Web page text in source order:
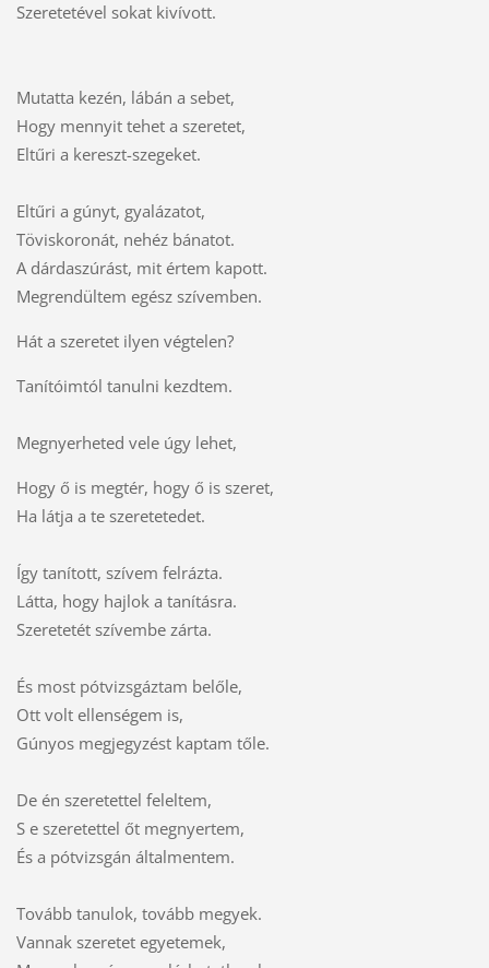
Szeretetével sokat kivívott.
Mutatta kezén, lábán a sebet,
Hogy mennyit tehet a szeretet,
Eltűri a kereszt-szegeket.
Eltűri a gúnyt, gyalázatot,
Töviskoronát, nehéz bánatot.
A dárdaszúrást, mit értem kapott.
Megrendültem egész szívemben.
Hát a szeretet ilyen végtelen?
Tanítóimtól tanulni kezdtem.
Megnyerheted vele úgy lehet,
Hogy ő is megtér, hogy ő is szeret,
Ha látja a te szeretetedet.
Így tanított, szívem felrázta.
Látta, hogy hajlok a tanításra.
Szeretetét szívembe zárta.
És most pótvizsgáztam belőle,
Ott volt ellenségem is,
Gúnyos megjegyzést kaptam tőle.
De én szeretettel feleltem,
S e szeretettel őt megnyertem,
És a pótvizsgán általmentem.
Tovább tanulok, tovább megyek.
Vannak szeretet egyetemek,